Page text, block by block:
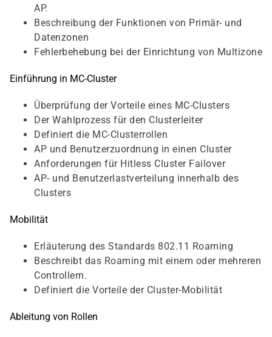
AP.
Beschreibung der Funktionen von Primär- und
Datenzonen
Fehlerbehebung bei der Einrichtung von Multizone
Einführung in MC-Cluster
Überprüfung der Vorteile eines MC-Clusters
Der Wahlprozess für den Clusterleiter
Definiert die MC-Clusterrollen
AP und Benutzerzuordnung in einen Cluster
Anforderungen für Hitless Cluster Failover
AP- und Benutzerlastverteilung innerhalb des
Clusters
Mobilität
Erläuterung des Standards 802.11 Roaming
Beschreibt das Roaming mit einem oder mehreren
Controllern.
Definiert die Vorteile der Cluster-Mobilität
Ableitung von Rollen